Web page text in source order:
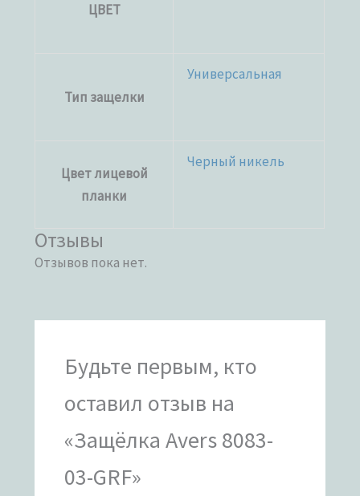
ЦВЕТ
Тип защелки
Универсальная
Цвет лицевой
планки
Черный никель
Отзывы
Отзывов пока нет.
Будьте первым, кто
оставил отзыв на
«Защёлка Avers 8083-
03-GRF»